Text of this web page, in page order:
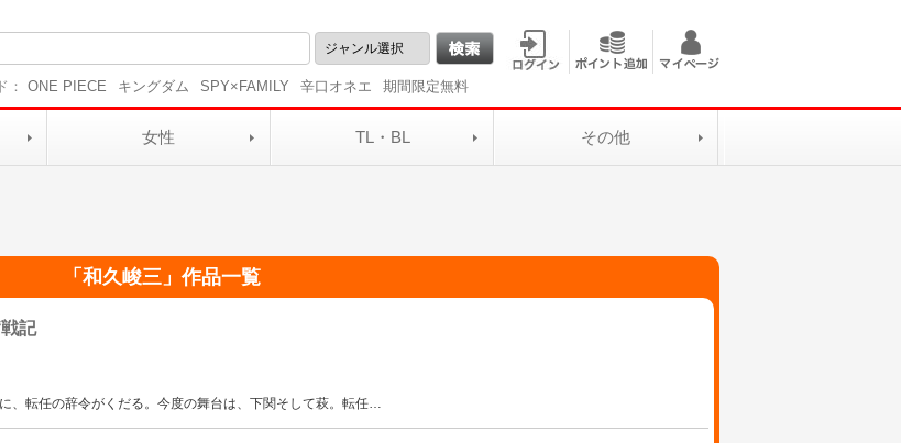
： ONE PIECE キングダム SPY×FAMILY 辛口オネエ 期間限定無料
女性 TL・BL その他
「 和久峻三」作品一覧
記
、転任の辞令がくだる。今度の舞台は、下関そして萩。転任…